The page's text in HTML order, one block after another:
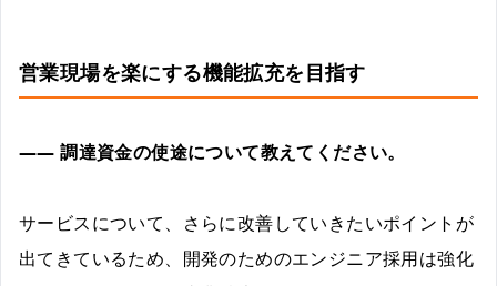
営業現場を楽にする機能拡充を目指す
――調達資金の使途について教えてください。
サービスについて、さらに改善していきたいポイントが
出てきているため、開発のためのエンジニア採用は強化